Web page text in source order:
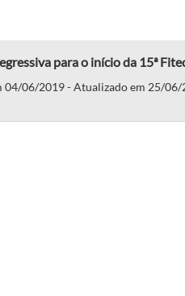
para o início da 15ª
04/06/2019 - Atualizado em 25/06/